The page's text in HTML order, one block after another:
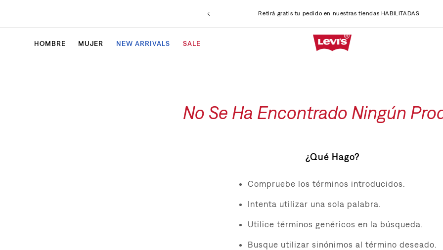
Retirá gratis tu pedido en nuestras tiendas HABILITADAS
HOMBRE MUJER NEW ARRIVALS SALE
No Se Ha Encontrado Ningún
¿Qué Hago?
Compruebe los términos introducidos.
Intenta utilizar una sola palabra.
Utilice términos genéricos en la búsqueda.
Busque utilizar sinónimos al término deseado.